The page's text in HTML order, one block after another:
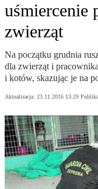
uśmiercenie
zwierząt
Na początku grudnia
dla zwierząt i
i kotów, skazując je na
Aktualizacja: 23.11.2016 13:29